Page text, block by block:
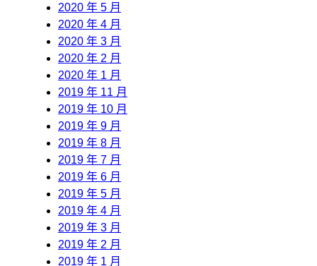
2020 年 5 月
2020 年 4 月
2020 年 3 月
2020 年 2 月
2020 年 1 月
2019 年 11 月
2019 年 10 月
2019 年 9 月
2019 年 8 月
2019 年 7 月
2019 年 6 月
2019 年 5 月
2019 年 4 月
2019 年 3 月
2019 年 2 月
2019 年 1 月